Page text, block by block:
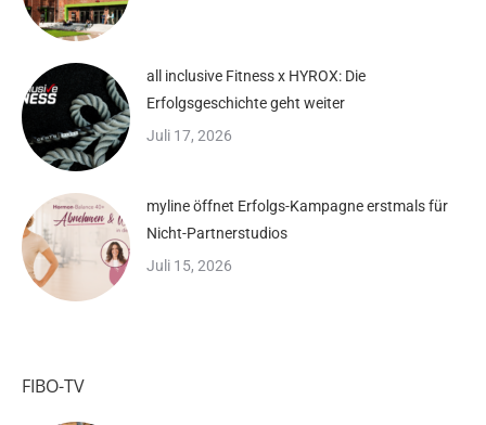
all inclusive Fitness x HYROX: Die
Erfolgsgeschichte geht weiter
Juli 17, 2026
myline öffnet Erfolgs-Kampagne erstmals für
Nicht-Partnerstudios
Juli 15, 2026
FIBO-TV